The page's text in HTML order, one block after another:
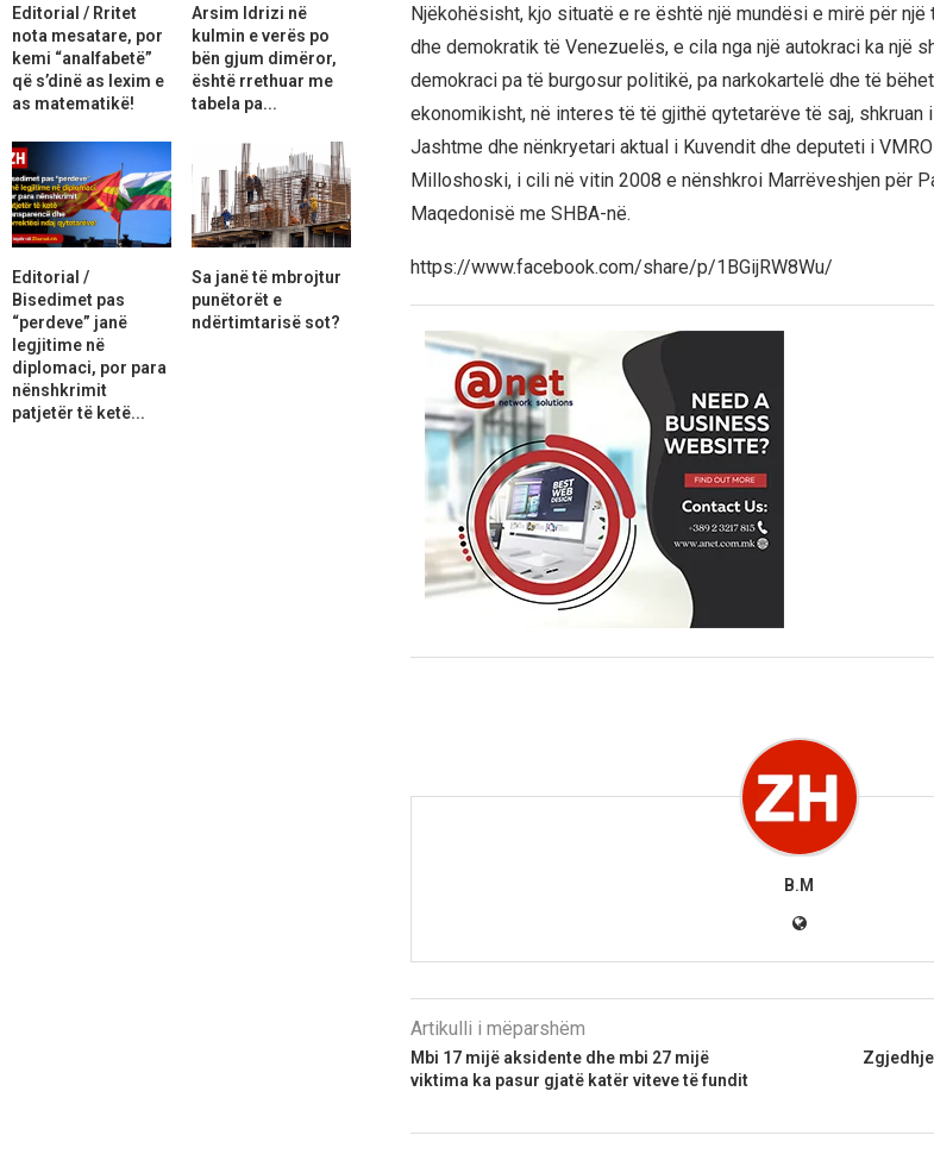
Njëkohësisht, kjo situatë e re është një mundësi e mirë për
dhe demokratik të Venezuelës, e cila nga një autokraci ka një
demokraci pa të burgosur politikë, pa narkokartelë dhe të
ekonomikisht, në interes të të gjithë qytetarëve të saj, shkruan
Jashtme dhe nënkryetari aktual i Kuvendit dhe deputeti i
Milloshoski, i cili në vitin 2008 e nënshkroi Marrëveshjen për
Maqedonisë me SHBA-në.
https://www.facebook.com/share/p/1BGijRW8Wu/
B.M
Artikulli i mëparshëm
Mbi 17 mijë aksidente dhe mbi 27 mijë
viktima ka pasur gjatë katër viteve të fundit
Editorial / Rritet
nota mesatare, por
kemi “analfabetë”
që s’dinë as lexim e
as matematikë!
Arsim Idrizi në
kulmin e verës po
bën gjum dimëror,
është rrethuar me
tabela pa...
Editorial /
Bisedimet pas
“perdeve” janë
legjitime në
diplomaci, por para
nënshkrimit
patjetër të ketë...
Sa janë të mbrojtur
punëtorët e
ndërtimtarisë sot?